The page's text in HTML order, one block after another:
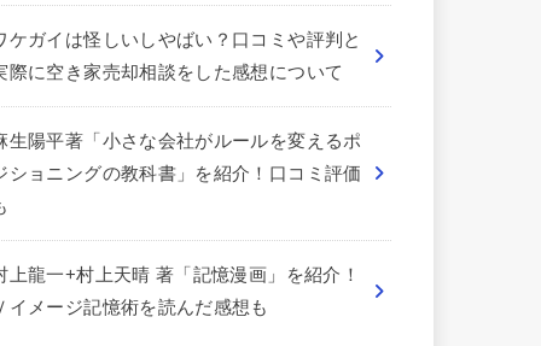
ケガイは怪しいしやばい？口コミや評判と
際に空き家売却相談をした感想について
生陽平著「小さな会社がルールを変えるポ
ショニングの教科書」を紹介！口コミ評価
上龍一+村上天晴 著「記憶漫画」を紹介！
イメージ記憶術を読んだ感想も